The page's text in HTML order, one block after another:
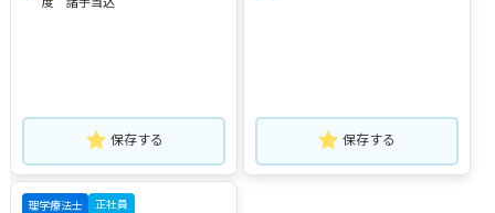
保存する 保存する
理学療法士 正社員